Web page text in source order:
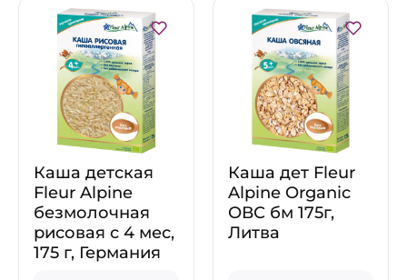
Каша детская
Fleur Alpine
безмолочная
рисовая с 4 мес,
175 г, Германия
Каша дет Fleur
Alpine Organic
ОВС бм 175г,
Литва